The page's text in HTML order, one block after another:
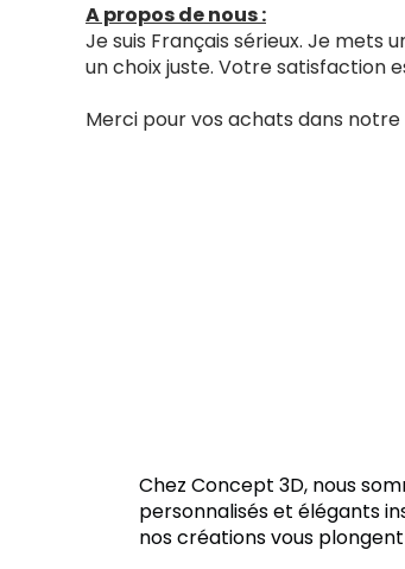
A propos de nous :
Je suis Français sérieux. Je
un choix juste. Votre satisfaction
Merci pour vos achats dans
Chez Concept 3D, nous
personnalisés et élégants
nos créations vous